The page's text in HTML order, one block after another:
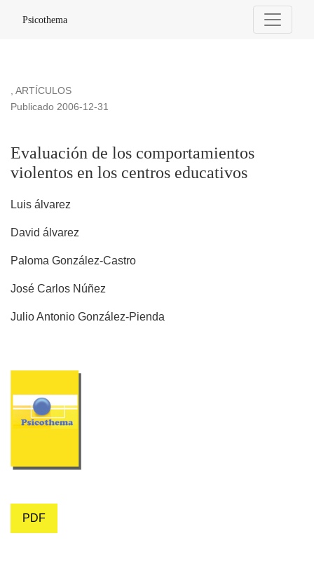
Evaluación de los comportamientos violentos en los centros
Psicothema
, ARTÍCULOS
Evaluación de los comportamientos
violentos en los centros educativos
Publicado 2006-12-31
Luis álvarez
David álvarez
Paloma González-Castro
José Carlos Núñez
Julio Antonio González-Pienda
PDF